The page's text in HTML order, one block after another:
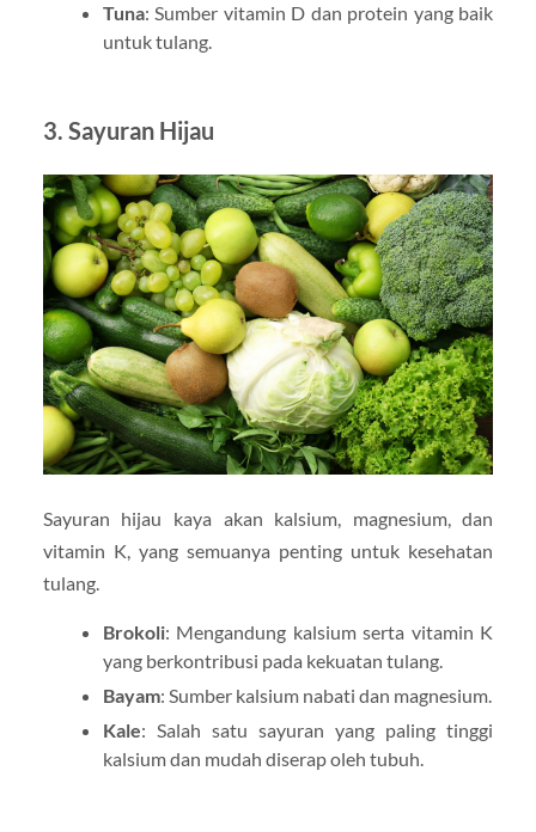
Tuna: Sumber vitamin D dan protein yang baik
untuk tulang.
3. Sayuran Hijau
Sayuran hijau kaya akan kalsium, magnesium, dan
vitamin K, yang semuanya penting untuk kesehatan
tulang.
Brokoli: Mengandung kalsium serta vitamin K
yang berkontribusi pada kekuatan tulang.
Bayam: Sumber kalsium nabati dan magnesium.
Kale: Salah satu sayuran yang paling tinggi
kalsium dan mudah diserap oleh tubuh.